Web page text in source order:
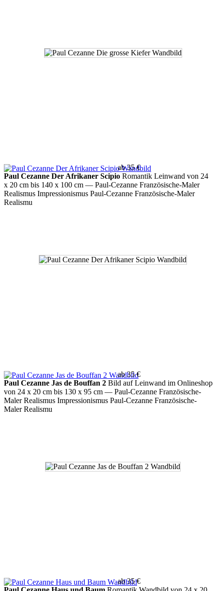
ab 35 €
Paul Cezanne Der Afrikaner Scipio Romantik Leinwand von 24
x 20 cm bis 140 x 100 cm — Paul-Cezanne Französische-Maler
Realismus Impressionismus Paul-Cezanne Französische-Maler
Realismu
ab 35 €
Paul Cezanne Jas de Bouffan 2 Bild auf Leinwand im Onlineshop
von 24 x 20 cm bis 130 x 95 cm — Paul-Cezanne Französische-
Maler Realismus Impressionismus Paul-Cezanne Französische-
Maler Realismu
ab 35 €